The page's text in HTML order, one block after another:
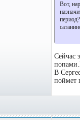
Вот,
Сейчас
В
поймет